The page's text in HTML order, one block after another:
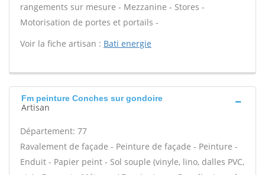
rangements sur mesure - Mezzanine - Stores -
Motorisation de portes et portails -
Voir la fiche artisan : Bati energie
Fm peinture Conches sur gondoire
Artisan
Département: 77
Ravalement de façade - Peinture de façade - Peinture -
Enduit - Papier peint - Sol souple (vinyle, lino, dalles PVC,